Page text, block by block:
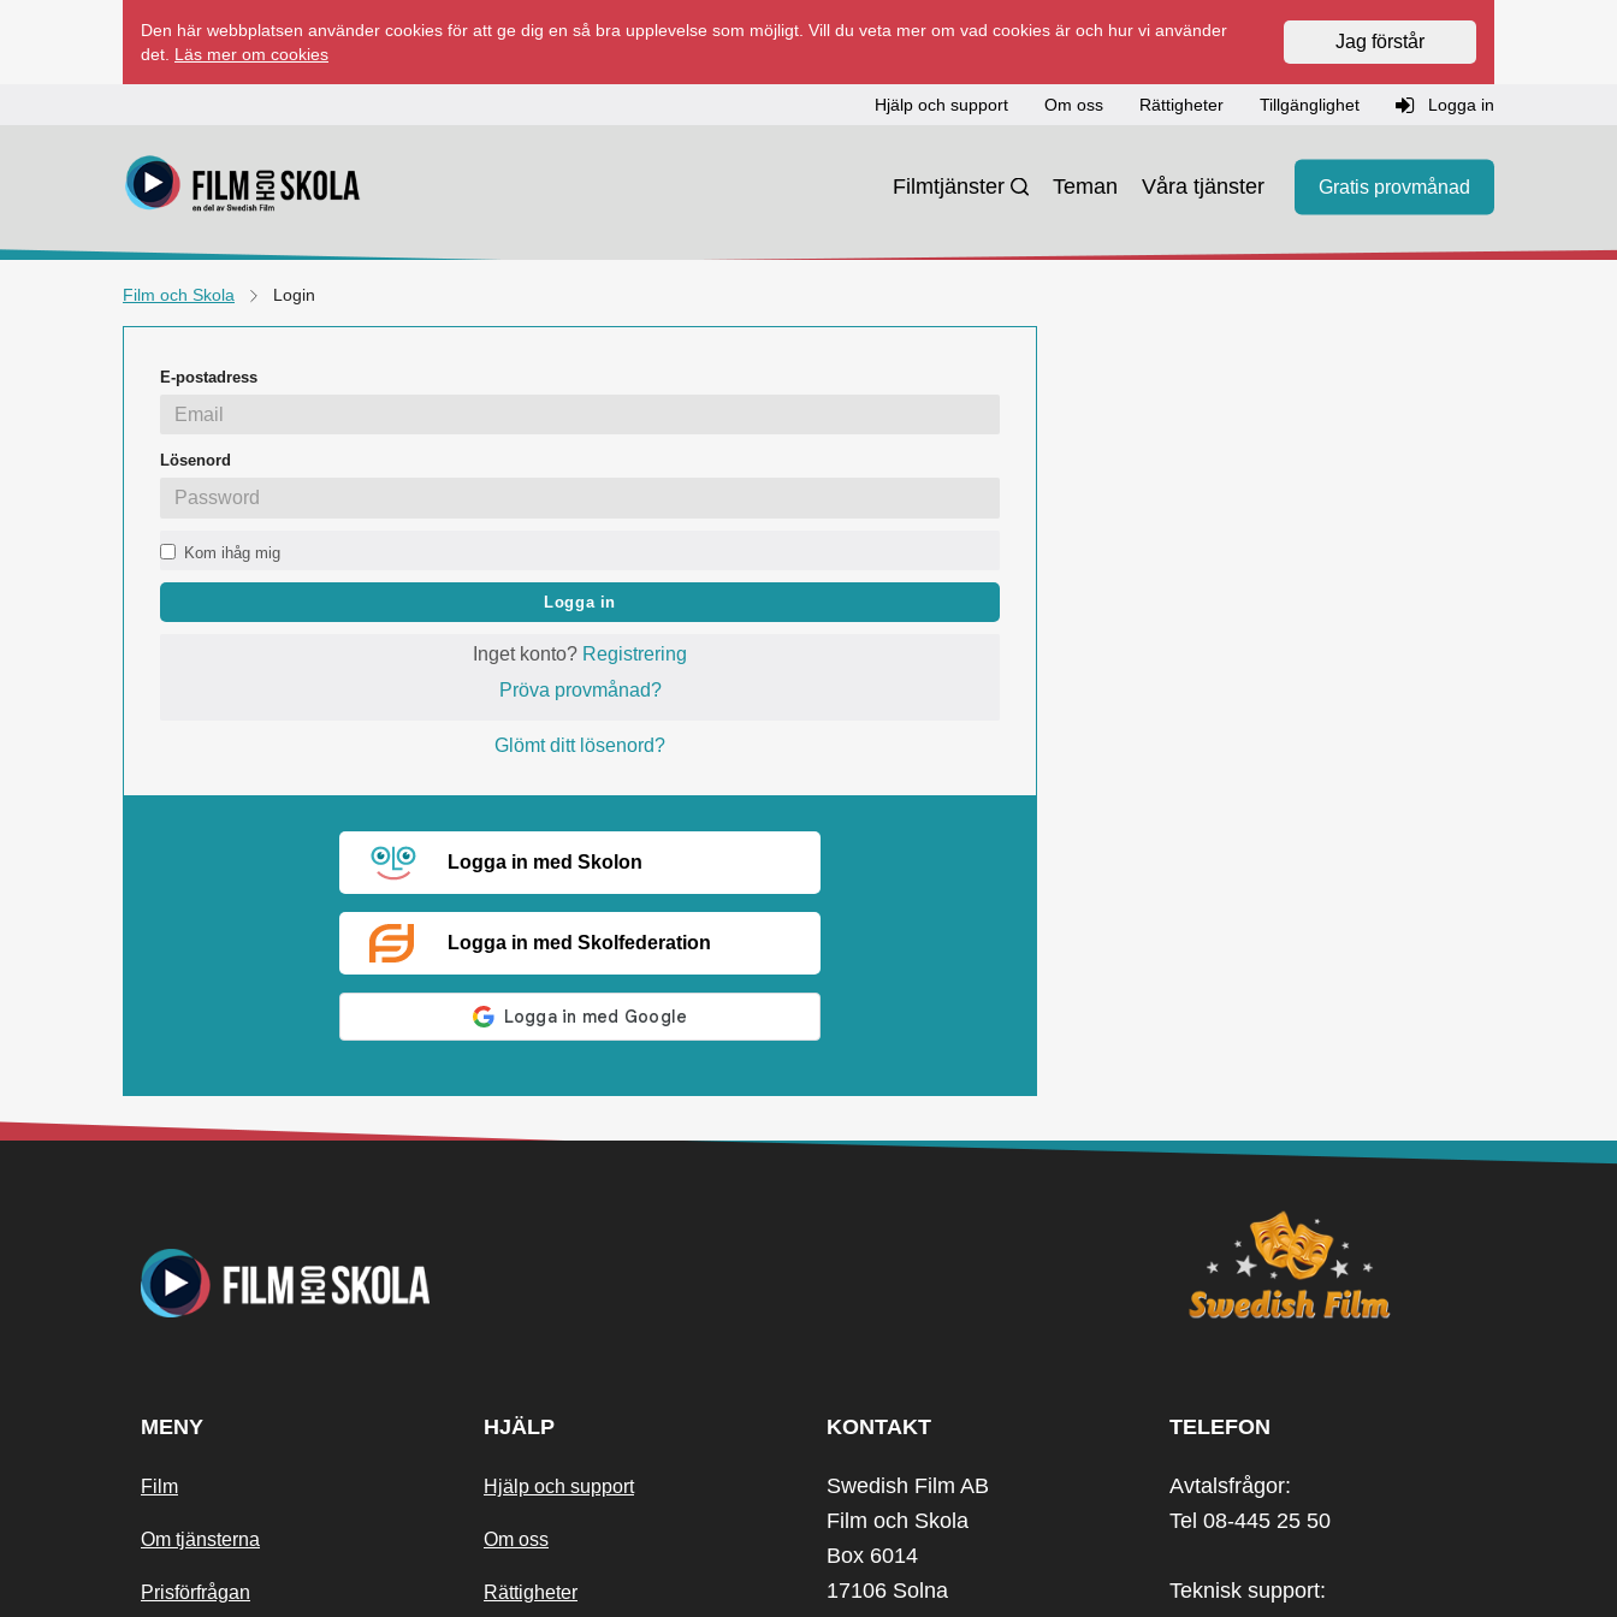
Den här webbplatsen använder cookies för att ge dig en så bra upplevelse som möjligt. Vill du veta mer om vad cookies är och hur vi använder
det. Läs mer om cookies
Jag förstår
Hjälp och support Om oss Rättigheter Tillgänglighet Logga in
Filmtjänster Teman Våra tjänster Gratis provmånad
Film och Skola Login
E-postadress
Lösenord
Kom ihåg mig
Logga in
Inget konto? Registrering
Pröva provmånad?
Glömt ditt lösenord?
Logga in med Skolon
Logga in med Skolfederation
MENY
Film
Om tjänsterna
Prisförfrågan
HJÄLP
Hjälp och support
Om oss
Rättigheter
KONTAKT
Swedish Film AB
Film och Skola
Box 6014
17106 Solna
TELEFON
Avtalsfrågor:
Tel 08-445 25 50
Teknisk support: